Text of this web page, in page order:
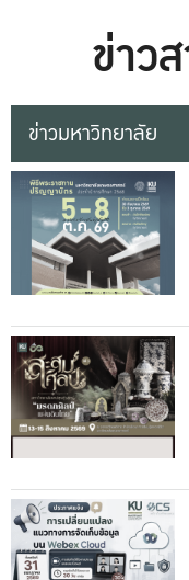
ข่าว
ข่าวมหาวิทยาลัย